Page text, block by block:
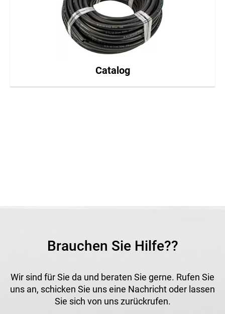
Catalog
Brauchen Sie Hilfe??
Wir sind für Sie da und beraten Sie gerne. Rufen Sie
uns an, schicken Sie uns eine Nachricht oder lassen
Sie sich von uns zurückrufen.